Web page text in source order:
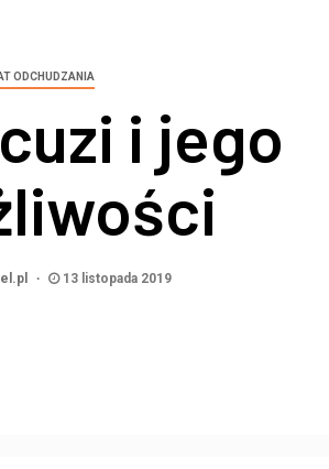
ODCHUDZANIA
i jego
13 listopada 2019